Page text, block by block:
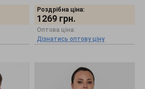
Роздрібна ціна:
1269 грн.
Оптова ціна:
Дізнатись оптову ціну